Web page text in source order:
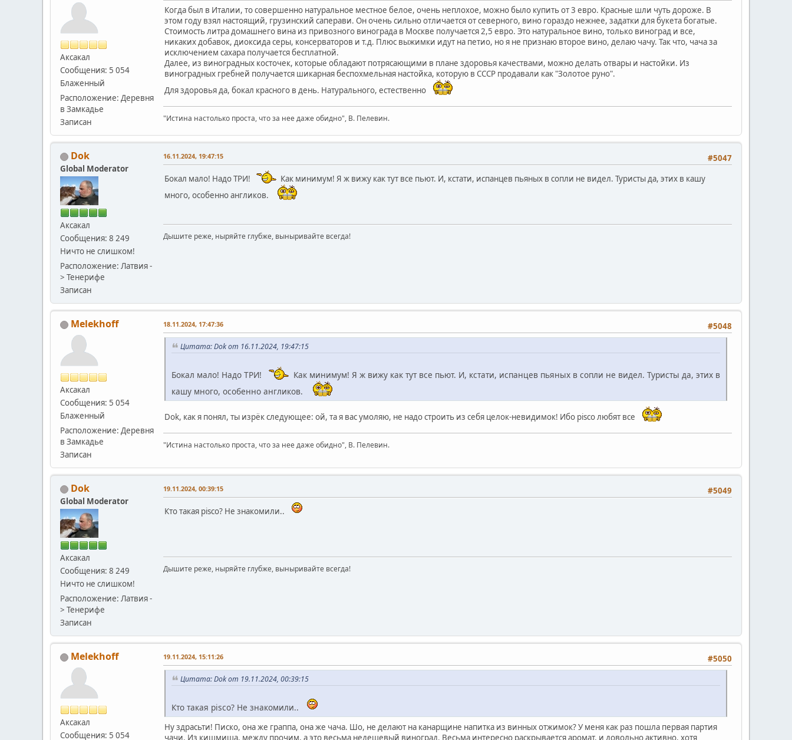
Аксакал
Сообщения: 5 054
Блаженный
Расположение: Деревня
в Замкадье
Записан
Когда был в Италии, то совершенно натуральное местное белое, очень неплохое, можно было купить от 3 евро. Красные шли чуть дороже. В
этом году взял настоящий, грузинский саперави. Он очень сильно отличается от северного, вино гораздо нежнее, задатки для букета богатые.
Стоимость литра домашнего вина из привозного винограда в Москве получается 2,5 евро. Это натуральное вино, только виноград и все,
никаких добавок, диоксида серы, консерваторов и т.д. Плюс выжимки идут на петио, но я не признаю второе вино, делаю чачу. Так что, чача за
исключением сахара получается бесплатной.
Далее, из виноградных косточек, которые обладают потрясающими в плане здоровья качествами, можно делать отвары и настойки. Из
виноградных гребней получается шикарная беспохмельная настойка, которую в СССР продавали как "Золотое руно".
Для здоровья да, бокал красного в день. Натурального, естественно
"Истина настолько проста, что за нее даже обидно", В. Пелевин.
Dok
Global Moderator
Аксакал
Сообщения: 8 249
Ничто не слишком!
Расположение: Латвия -
> Тенерифе
Записан
#5047
16.11.2024, 19:47:15
Бокал мало! Надо ТРИ!
Как минимум! Я ж вижу как тут все пьют. И, кстати, испанцев пьяных в сопли не видел. Туристы да, этих в кашу
много, особенно англиков.
Дышите реже, ныряйте глубже, выныривайте всегда!
Melekhoff
Аксакал
Сообщения: 5 054
Блаженный
Расположение: Деревня
в Замкадье
Записан
#5048
18.11.2024, 17:47:36
Цитата: Dok от 16.11.2024, 19:47:15
Бокал мало! Надо ТРИ!
Как минимум! Я ж вижу как тут все пьют. И, кстати, испанцев пьяных в сопли не видел. Туристы да, этих в
кашу много, особенно англиков.
Dok, как я понял, ты изрёк следующее: ой, та я вас умоляю, не надо строить из себя целок-невидимок! Ибо pisco любят все
"Истина настолько проста, что за нее даже обидно", В. Пелевин.
Dok
Global Moderator
Аксакал
Сообщения: 8 249
Ничто не слишком!
Расположение: Латвия -
> Тенерифе
Записан
#5049
19.11.2024, 00:39:15
Кто такая pisco? Не знакомили..
Дышите реже, ныряйте глубже, выныривайте всегда!
Melekhoff
Аксакал
Сообщения: 5 054
#5050
19.11.2024, 15:11:26
Цитата: Dok от 19.11.2024, 00:39:15
Кто такая pisco? Не знакомили..
Ну здрасьти! Писко, она же граппа, она же чача. Шо, не делают на канарщине напитка из винных отжимок? У меня как раз пошла первая партия
чачи. Из кишмиша, между прочим, а это весьма недешевый виноград. Весьма интересно раскрывается аромат, и довольно активно, хотя